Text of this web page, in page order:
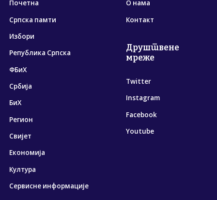
Почетна
Српска памти
Избори
Република Српска
ФБиХ
Србија
БиХ
Регион
Свијет
Економија
Култура
Сервисне информације
О нама
Контакт
Друштвене
мреже
Twitter
Instagram
Facebook
Youtube